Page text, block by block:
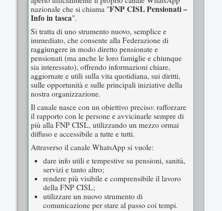
nazionale che si chiama "FNP CISL Pensionati –
Info in tasca".
Si tratta di uno strumento nuovo, semplice e
immediato, che consente alla Federazione di
raggiungere in modo diretto pensionate e
pensionati (ma anche le loro famiglie e chiunque
sia interessato), offrendo informazioni chiare,
aggiornate e utili sulla vita quotidiana, sui diritti,
sulle opportunità e sulle principali iniziative della
nostra organizzazione.
Il canale nasce con un obiettivo preciso: rafforzare
il rapporto con le persone e avvicinarle sempre di
più alla FNP CISL, utilizzando un mezzo ormai
diffuso e accessibile a tutte e tutti.
Attraverso il canale WhatsApp si vuole:
dare info utili e tempestive su pensioni, sanità,
servizi e tanto altro;
rendere più visibile e comprensibile il lavoro
della FNP CISL;
utilizzare un nuovo strumento di
comunicazione per stare al passo coi tempi.